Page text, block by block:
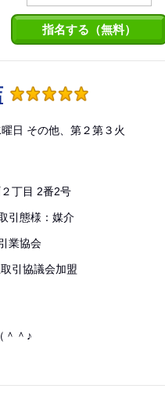
指名する（無料）
日 その他、第２第３火
丁目 2番2号
引態様：媒介
業協会
引協議会加盟
＾＾♪